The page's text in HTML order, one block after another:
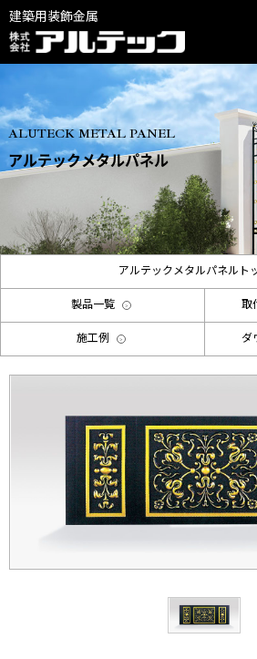
建築用装飾金属
ALUTECK METAL PANEL
アルテックメタルパネル
アルテックメタルパネルト
製品一覧 取
施工例 ダ